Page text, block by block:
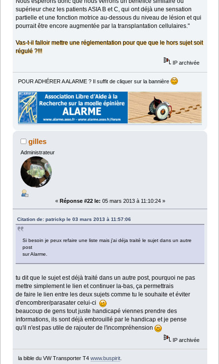
supérieur chez les patients ASIA B et C, qui ont déjà une sensation
partielle et une fonction motrice au-dessous du niveau de lésion et qui
pourrait être encore augmentée par la transplantation cellulaires."
Vas-t-il falloir mettre une réglementation pour que que le hors sujet soit
régulé ?!!!
IP archivée
POUR ADHÉRER A ALARME ? Il suffit de cliquer sur la bannière
gilles
Administrateur
« Réponse #22 le: 05 mars 2013 à 11:10:24 »
Citation de: patrickp le 03 mars 2013 à 11:57:06
Si besoin je peux refaire une liste mais j'ai déja traité le sujet dans un autre
post
sur Alarme.
tu dit que le sujet est déjà traité dans un autre post, pourquoi ne pas
mettre simplement le lien et continuer la-bas, ça permettrais
de faire le lien entre les deux sujets comme tu le souhaite et éviter
d'encombrer/parasater celui-ci
beaucoup de gens tout juste handicapé viennes prendre des
informations, ils sont déjà embrouillé par le handicap et je pense
qu'il n'est pas utile de rajouter de l'incompréhension
IP archivée
la bible du VW Transporter T4 www.buspirit.